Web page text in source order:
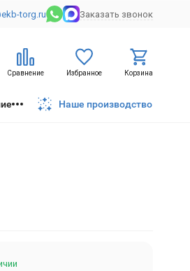
torg.ru Заказать звонок
Сравнение Избранное Корзина
Наше производство